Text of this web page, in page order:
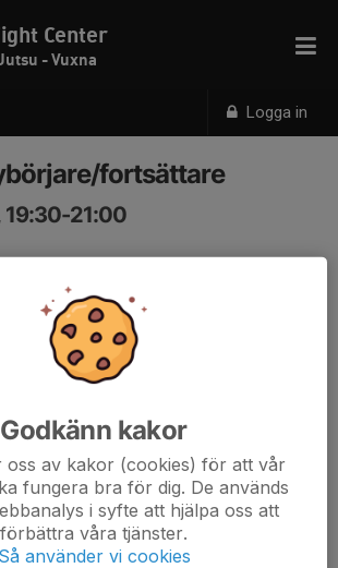
Logga in
Center
- Vuxna
fortsättare
19:30-21:00
är ej ledarlett. Men ni får jättegärna
Godkänn kakor
oss av kakor (cookies) för att vår
fungera bra för dig. De används
i syfte att hjälpa oss att
förbättra våra tjänster.
Så använder vi cookies